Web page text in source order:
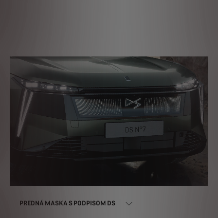
PREDNÁ MASKA S PODPISOM DS